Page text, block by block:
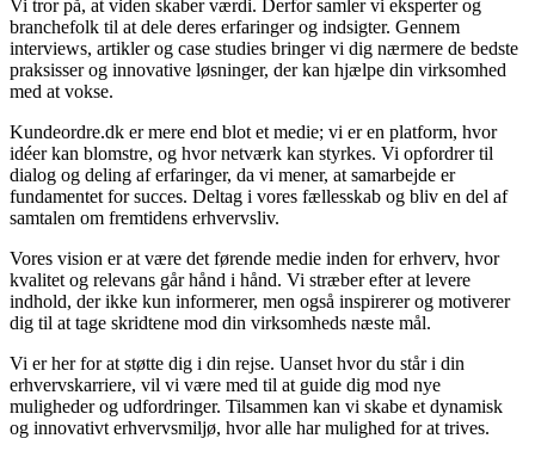
Vi tror på, at viden skaber værdi. Derfor samler vi eksperter og
branchefolk til at dele deres erfaringer og indsigter. Gennem
interviews, artikler og case studies bringer vi dig nærmere de bedste
praksisser og innovative løsninger, der kan hjælpe din virksomhed
med at vokse.
Kundeordre.dk er mere end blot et medie; vi er en platform, hvor
idéer kan blomstre, og hvor netværk kan styrkes. Vi opfordrer til
dialog og deling af erfaringer, da vi mener, at samarbejde er
fundamentet for succes. Deltag i vores fællesskab og bliv en del af
samtalen om fremtidens erhvervsliv.
Vores vision er at være det førende medie inden for erhverv, hvor
kvalitet og relevans går hånd i hånd. Vi stræber efter at levere
indhold, der ikke kun informerer, men også inspirerer og motiverer
dig til at tage skridtene mod din virksomheds næste mål.
Vi er her for at støtte dig i din rejse. Uanset hvor du står i din
erhvervskarriere, vil vi være med til at guide dig mod nye
muligheder og udfordringer. Tilsammen kan vi skabe et dynamisk
og innovativt erhvervsmiljø, hvor alle har mulighed for at trives.